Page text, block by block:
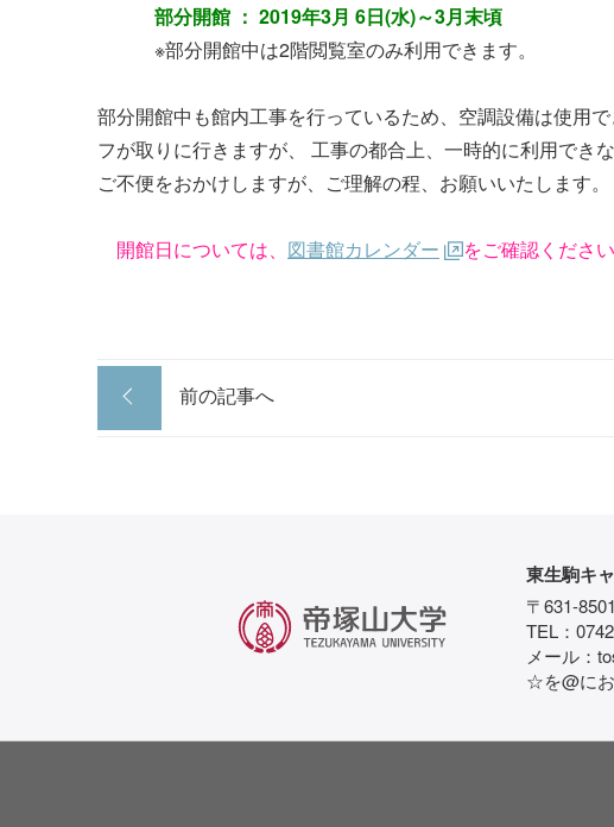
部分開館 ： 2019年3月 6日(水)～3月末頃
※部分開館中は2階閲覧室のみ利用できます。
部分開館中も館内工事を行っているため、空調設備は使用
フが取りに行きますが、 工事の都合上、一時的に利用でき
ご不便をおかけしますが、ご理解の程、お願いいたします。
開館日については、 図書館カレンダー をご確認ください
前の記事へ
東生駒キ
〒631-
TEL：
メール：
☆を@にお